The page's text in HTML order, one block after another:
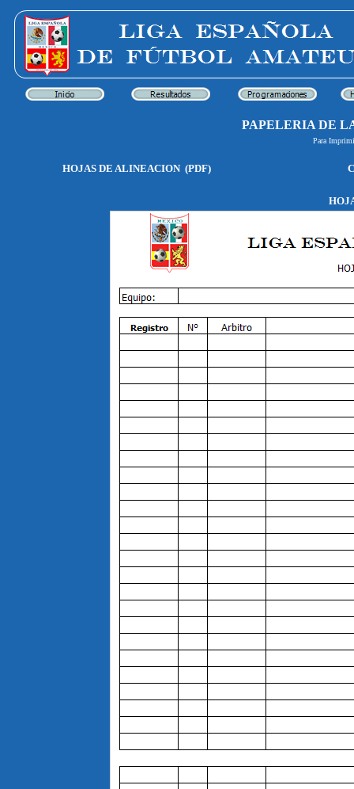
PAPELERIA DE
Para
HOJAS DE ALINEACION (PDF)